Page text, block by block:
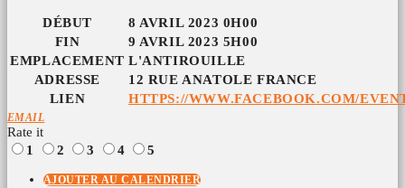
DÉBUT
8 AVRIL 2023 0H00
FIN
9 AVRIL 2023 5H00
EMPLACEMENT L'ANTIROUILLE
ADRESSE
12 RUE ANATOLE FRANCE
LIEN
HTTPS://WWW.FACEBOOK.COM/
EMAIL
Rate it
1
2 3 4 5
AJOUTER AU CALENDRIER